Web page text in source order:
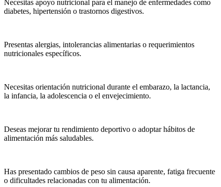
Necesitas apoyo nutricional para el manejo de enfermedades como
diabetes, hipertensión o trastornos digestivos.
Presentas alergias, intolerancias alimentarias o requerimientos
nutricionales específicos.
Necesitas orientación nutricional durante el embarazo, la lactancia,
la infancia, la adolescencia o el envejecimiento.
Deseas mejorar tu rendimiento deportivo o adoptar hábitos de
alimentación más saludables.
Has presentado cambios de peso sin causa aparente, fatiga frecuente
o dificultades relacionadas con tu alimentación.